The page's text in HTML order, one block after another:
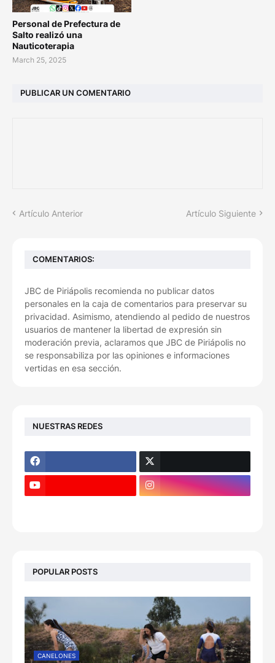
Personal de Prefectura de
Salto realizó una
Nauticoterapia
March 25, 2025
PUBLICAR UN COMENTARIO
Artículo Anterior Artículo Siguiente
COMENTARIOS:
JBC de Piriápolis recomienda no publicar datos
personales en la caja de comentarios para preservar su
privacidad. Asimismo, atendiendo al pedido de nuestros
usuarios de mantener la libertad de expresión sin
moderación previa, aclaramos que JBC de Piriápolis no
se responsabiliza por las opiniones e informaciones
vertidas en esa sección.
NUESTRAS REDES
POPULAR POSTS
CANELONES